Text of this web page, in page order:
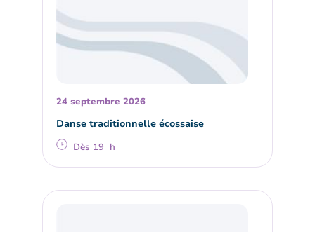
24 septembre 2026
Danse traditionnelle écossaise
Dès 19 h